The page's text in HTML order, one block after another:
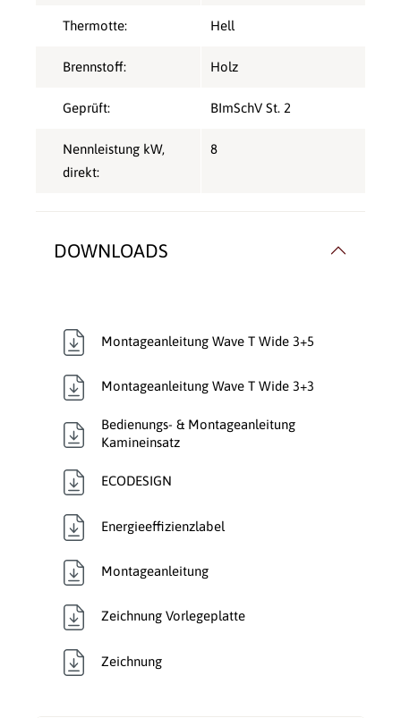
Thermotte: Hell
Brennstoff: Holz
Geprüft: BImSchV St. 2
Nennleistung kW,
direkt:
8
DOWNLOADS
Montageanleitung Wave T Wide 3+5
Montageanleitung Wave T Wide 3+3
Bedienungs- & Montageanleitung
Kamineinsatz
ECODESIGN
Energieeffizienzlabel
Montageanleitung
Zeichnung Vorlegeplatte
Zeichnung